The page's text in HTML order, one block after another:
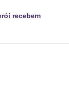
recebem